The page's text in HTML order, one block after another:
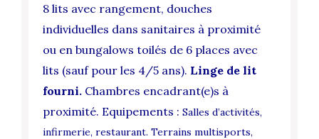
8 lits avec rangement, douches
individuelles dans sanitaires à proximité
ou en bungalows toilés de 6 places avec
lits (sauf pour les 4/5 ans). Linge de lit
fourni. Chambres encadrant(e)s à
proximité. Equipements : Salles d’activités,
infirmerie, restaurant. Terrains multisports,